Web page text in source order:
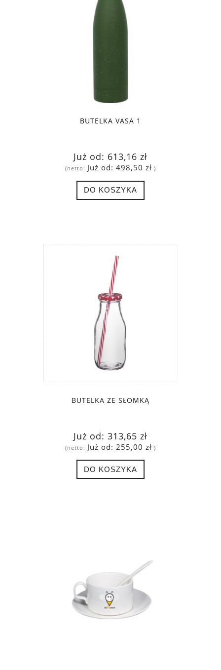
BUTELKA VASA 1
Już od: 613,16 zł
(netto: Już od: 498,50 zł )
DO KOSZYKA
BUTELKA ZE SŁOMKĄ
Już od: 313,65 zł
(netto: Już od: 255,00 zł )
DO KOSZYKA